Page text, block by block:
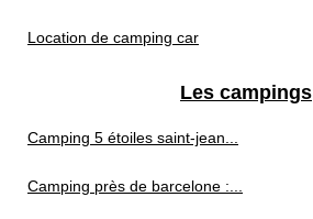
Location de camping car
Les campings
Camping 5 étoiles saint-jean...
Camping près de barcelone :...